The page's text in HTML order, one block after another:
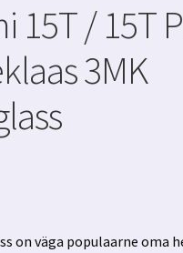
15T / 15T
3MK
on väga populaarne oma